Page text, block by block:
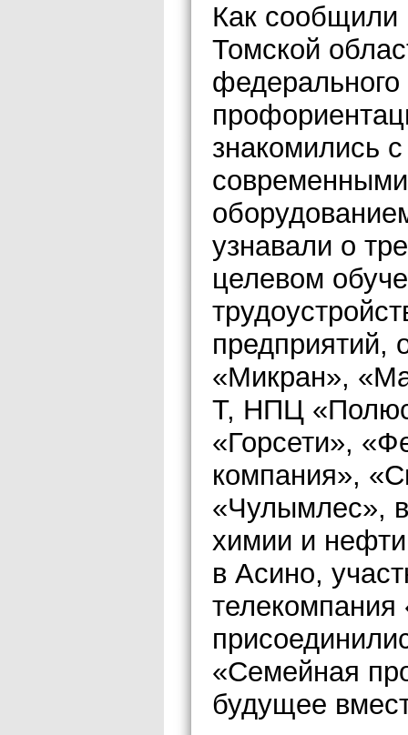
Как сообщили
Томской
знакомились
узнавали о
целевом
предприятий,
«Микран»,
Т, НПЦ
«Горсети»,
компания»,
«Чулымлес»,
химии и
в Асино,
«Семейная
будущее